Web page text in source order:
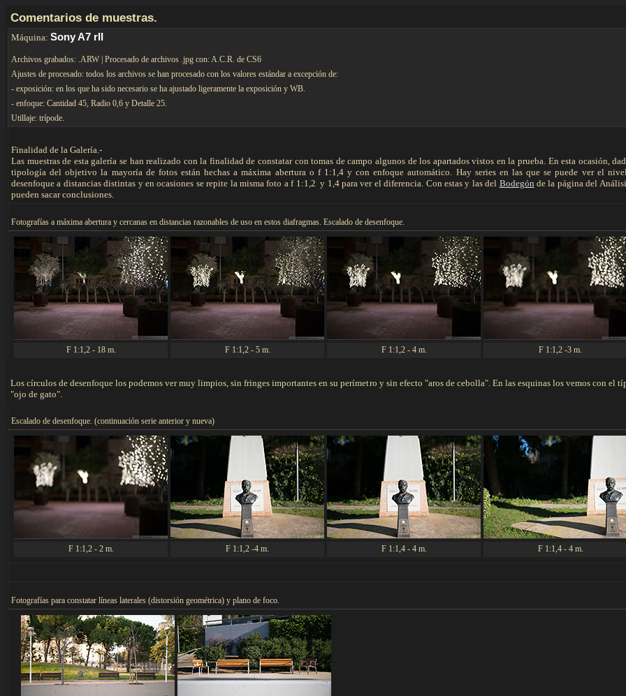
Comentarios de muestras.
Máquina: Sony A7 rII
Archivos grabados: .ARW | Procesado de archivos .jpg con: A.C.R. de CS6
Ajustes de procesado: todos los archivos se han procesado con los valores estándar a excepción de:
- exposición: en los que ha sido necesario se ha ajustado ligeramente la exposición y WB.
- enfoque: Cantidad 45, Radio 0,6 y Detalle 25.
Utillaje: trípode.
Finalidad de la Galería.-
Las muestras de esta galería se han realizado con la finalidad de constatar con tomas de campo algunos de los apartados vistos en la prueba. En esta ocasión,
tipología del objetivo la mayoría de fotos están hechas a máxima abertura o f 1:1,4 y con enfoque automático. Hay series en las que se puede ver el
desenfoque a distancias distintas y en ocasiones se repite la misma foto a f 1:1,2 y 1,4 para ver el diferencia. Con estas y las del Bodegón de la página del
pueden sacar conclusiones.
Fotografías a máxima abertura y cercanas en distancias razonables de uso en estos diafragmas. Escalado de desenfoque.
F 1:1,2 - 18 m. F 1:1,2 - 5 m. F 1:1,2 - 4 m. F 1:1,2 -3 m.
Los círculos de desenfoque los podemos ver muy limpios, sin fringes importantes en su perímetro y sin efecto "aros de cebolla". En las esquinas los vemos con el
"ojo de gato".
Escalado de desenfoque. (continuación serie anterior y nueva)
F 1:1,2 - 2 m. F 1:1,2 -4 m. F 1:1,4 - 4 m. F 1:1,4 - 4 m.
Fotografías para constatar líneas laterales (distorsión geométrica) y plano de foco.